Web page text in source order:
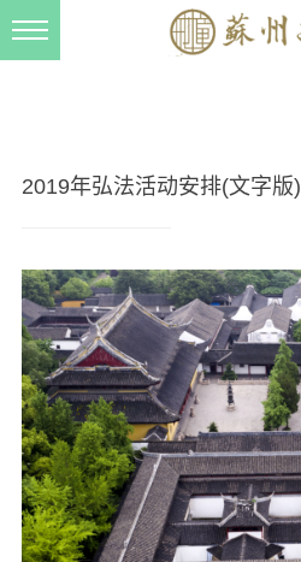
三风建设
寺院管理
戒幢春秋
档案管理
道风建设
法音宣流
音频视频
2019年弘法活动安排(文字版)